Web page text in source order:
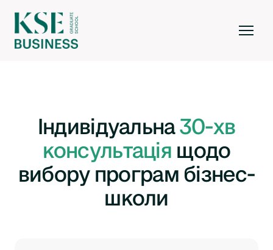
Індивідуальна30-хв
консультація щодо
вибору програм бізнес-
школи